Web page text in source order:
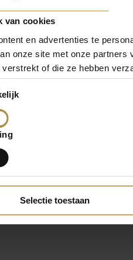
van cookies
en advertenties te
onze site met onze
of die ze hebben
Selectie toestaan